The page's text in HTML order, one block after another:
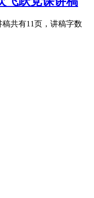
共有11页，讲稿字数